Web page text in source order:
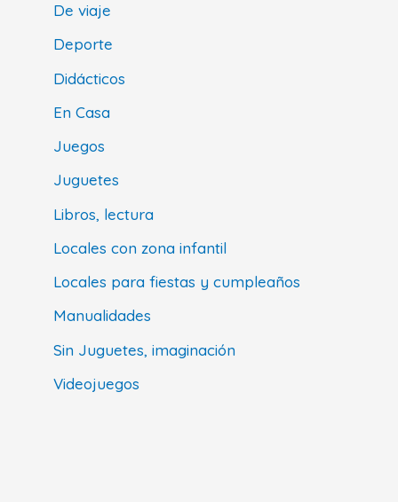
De viaje
Deporte
Didácticos
En Casa
Juegos
Juguetes
Libros, lectura
Locales con zona infantil
Locales para fiestas y cumpleaños
Manualidades
Sin Juguetes, imaginación
Videojuegos